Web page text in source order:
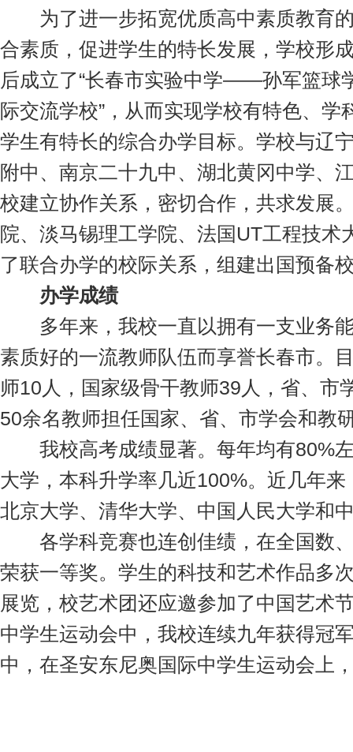
为了进一步拓宽优质高中素质教育的
合素质，促进学生的特长发展，学校形
后成立了“长春市实验中学——孙军篮球
际交流学校”，从而实现学校有特色、学
学生有特长的综合办学目标。学校与辽
附中、南京二十九中、湖北黄冈中学、
校建立协作关系，密切合作，共求发展
院、淡马锡理工学院、法国UT工程技术
了联合办学的校际关系，组建出国预备
办学成绩
多年来，我校一直以拥有一支业务能
素质好的一流教师队伍而享誉长春市。
师10人，国家级骨干教师39人，省、市
50余名教师担任国家、省、市学会和教
我校高考成绩显著。每年均有80%左
大学，本科升学率几近100%。近几年
北京大学、清华大学、中国人民大学和
各学科竞赛也连创佳绩，在全国数、
荣获一等奖。学生的科技和艺术作品多
展览，校艺术团还应邀参加了中国艺术
中学生运动会中，我校连续九年获得冠
中，在圣安东尼奥国际中学生运动会上